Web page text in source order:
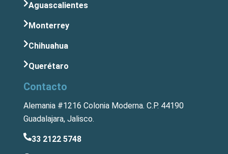
Aguascalientes
Monterrey
Chihuahua
Querétaro
Contacto
Alemania #1216 Colonia Moderna. C.P. 44190
Guadalajara, Jalisco.
33 2122 5748